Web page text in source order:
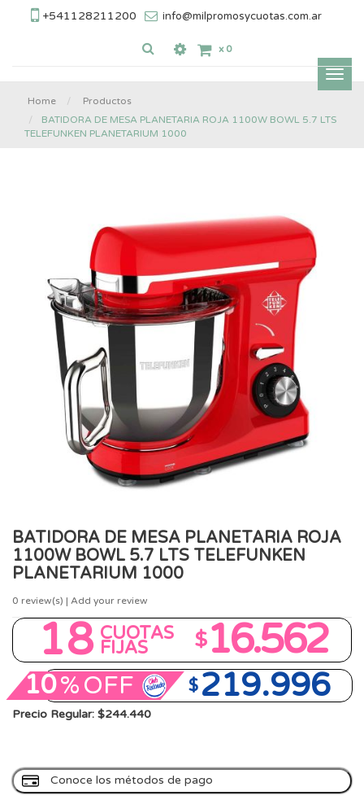
+541128211200 info@milpromosycuotas.com.ar
x 0
Home
Productos
BATIDORA DE MESA PLANETARIA ROJA 1100W BOWL 5.7 LTS
TELEFUNKEN PLANETARIUM 1000
BATIDORA DE MESA PLANETARIA ROJA
1100W BOWL 5.7 LTS TELEFUNKEN
PLANETARIUM 1000
0 review(s) | Add your review
18 CUOTAS
FIJAS $16.562
10%OFF $ 219.996
Precio Regular: $244.440
Conoce los métodos de pago